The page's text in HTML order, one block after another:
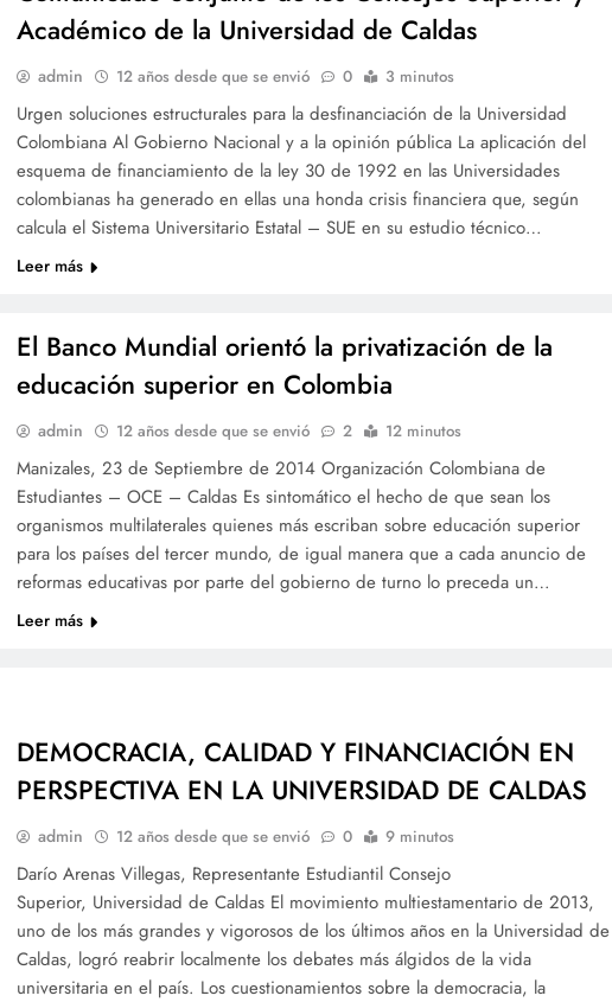
Académico de la Universidad de Caldas
admin 12 años desde que se envió 0 3 minutos
Urgen soluciones estructurales para la desfinanciación de la Universidad
Colombiana Al Gobierno Nacional y a la opinión pública La aplicación del
esquema de financiamiento de la ley 30 de 1992 en las Universidades
colombianas ha generado en ellas una honda crisis financiera que, según
calcula el Sistema Universitario Estatal – SUE en su estudio técnico…
Leer más
El Banco Mundial orientó la privatización de la
educación superior en Colombia
admin 12 años desde que se envió 2 12 minutos
Manizales, 23 de Septiembre de 2014 Organización Colombiana de
Estudiantes – OCE – Caldas Es sintomático el hecho de que sean los
organismos multilaterales quienes más escriban sobre educación superior
para los países del tercer mundo, de igual manera que a cada anuncio de
reformas educativas por parte del gobierno de turno lo preceda un…
Leer más
DEMOCRACIA, CALIDAD Y FINANCIACIÓN EN
PERSPECTIVA EN LA UNIVERSIDAD DE CALDAS
admin 12 años desde que se envió 0 9 minutos
Darío Arenas Villegas, Representante Estudiantil Consejo
Superior, Universidad de Caldas El movimiento multiestamentario de 2013,
uno de los más grandes y vigorosos de los últimos años en la Universidad de
Caldas, logró reabrir localmente los debates más álgidos de la vida
universitaria en el país. Los cuestionamientos sobre la democracia, la